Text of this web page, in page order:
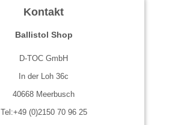
Kontakt
Ballistol Shop
D-TOC GmbH
In der Loh 36c
40668 Meerbusch
Tel:+49 (0)2150 70 96 25